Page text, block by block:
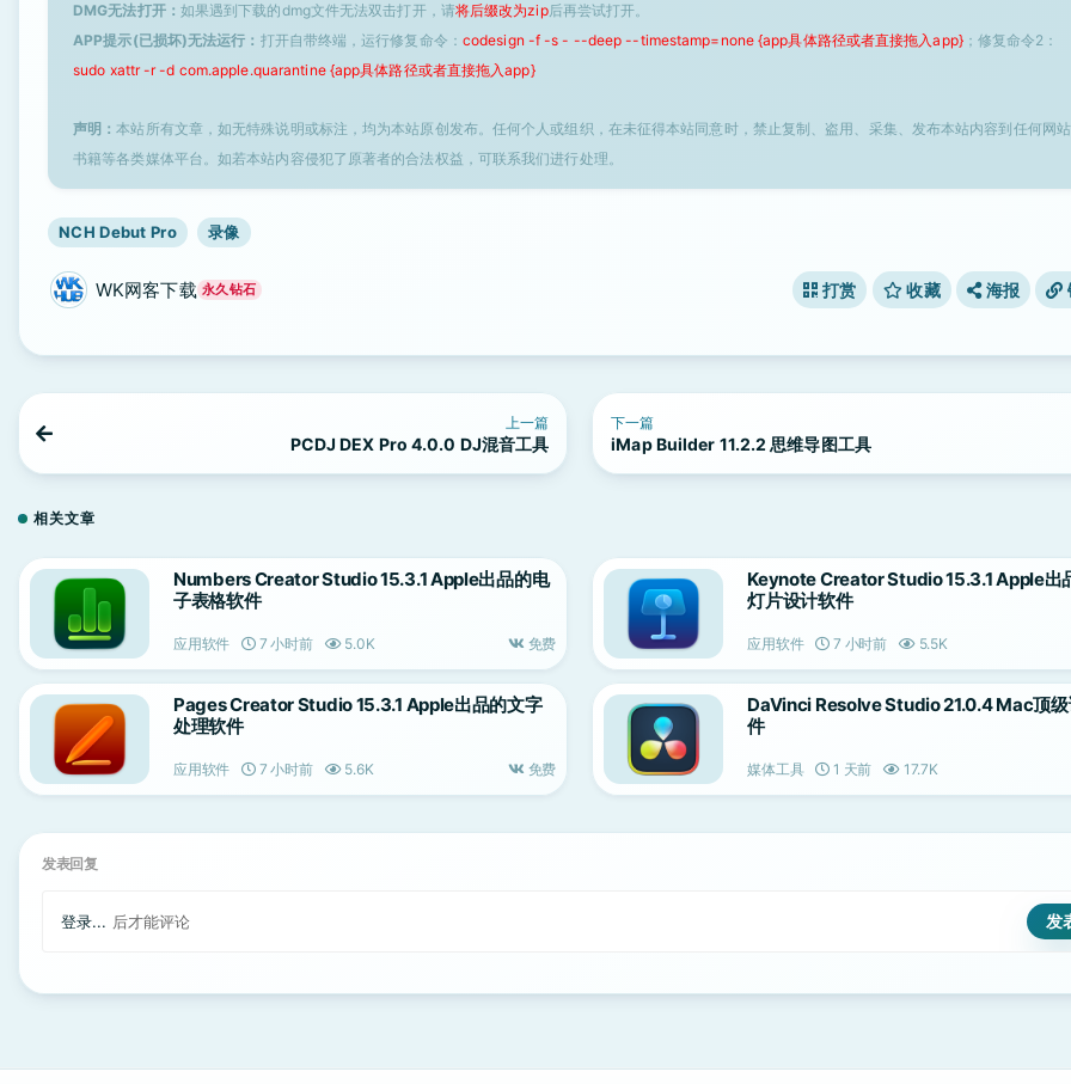
DMG无法打开： 如果遇到下载的dmg文件无法双击打开，请将后缀改为zip后再尝试打开。
APP提示(已损坏)无法运行： 打开自带终端，运行修复命令： codesign -f -s - --deep --timestamp=none {app具体路径或者直接拖入app}；修复命令2：
sudo xattr -r -d com.apple.quarantine {app具体路径或者直接拖入app}
声明：本站所有文章，如无特殊说明或标注，均为本站原创发布。任何个人或组织，在未征得本站同意时，禁止复制、盗用、采集、发布本站内容到任何网
书籍等各类媒体平台。如若本站内容侵犯了原著者的合法权益，可联系我们进行处理。
NCH Debut Pro 录像
WK网客下载 永久钻石 打赏 收藏 海报
上一篇
PCDJ DEX Pro 4.0.0 DJ混音工具
下一篇
iMap Builder 11.2.2 思维导图工具
相关文章
Numbers Creator Studio 15.3.1 Apple出品的电
子表格软件
应用软件 7 小时前 5.0K 免费
Keynote Creator Studio 15.3.1 Apple出
灯片设计软件
应用软件 7 小时前 5.5K
Pages Creator Studio 15.3.1 Apple出品的文字
处理软件
应用软件 7 小时前 5.6K 免费
DaVinci Resolve Studio 21.0.4 Mac顶
件
媒体工具 1 天前 17.7K
发表回复
登录... 后才能评论